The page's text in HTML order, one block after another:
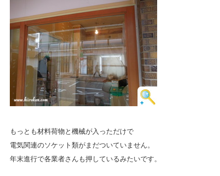
もっとも材料荷物と機械が入っただけで
電気関連のソケット類がまだついていません。
年末進行で各業者さんも押しているみたいです。